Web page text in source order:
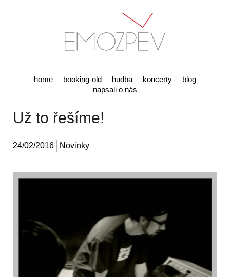
home booking-old hudba koncerty
blog
napsali o nás
Už to řešíme!
24/02/2016 Novinky